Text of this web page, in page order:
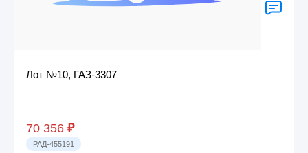
Лот №10, ГАЗ-3307
70 356 ₽
РАД-455191